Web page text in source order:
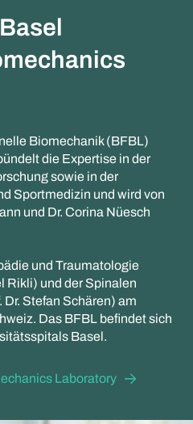
Biomechanik (BFBL)
die Expertise in der
sowie in der
Sportmedizin und wird von
und Dr. Corina Nüesch
und Traumatologie
Rikli) und der Spinalen
Stefan Schären) am
Das BFBL befindet sich
Basel.
Laboratory